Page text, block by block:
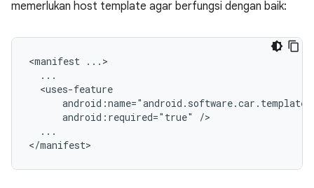
memerlukan host template agar berfungsi dengan baik:
<manifest
android:required="true"
...